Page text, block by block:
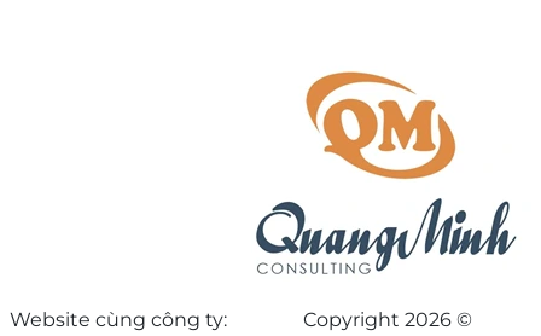
Website cùng công ty:
Copyright 2026 ©